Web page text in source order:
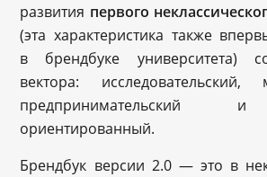
развития первого
(эта характеристика также
в брендбуке университета)
вектора: исследовательский,
предпринимательский
ориентированный.
Брендбук версии 2.0 — это в